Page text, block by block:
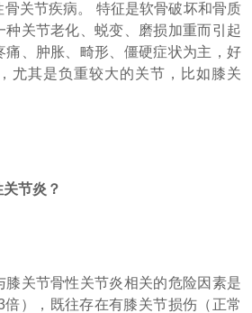
关节疾病。 特征是软骨破坏和骨质
种关节老化、蜕变、磨损加重而引起
痛、肿胀、畸形、僵硬症状为主，好
尤其是负重较大的关节，比如膝关
节炎？
关节骨性关节炎相关的危险因素是
倍），既往存在有膝关节损伤（正常